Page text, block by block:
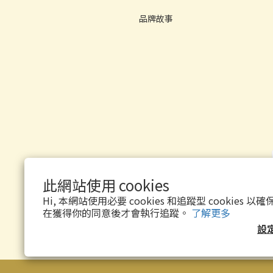
此網站使用 cookies
Hi, 本網站使用必要 cookies 和追蹤型 cookies 以確
在獲得你的同意後才會執行追蹤。 了解更多
設
品牌故事
$HKD 繁體中文